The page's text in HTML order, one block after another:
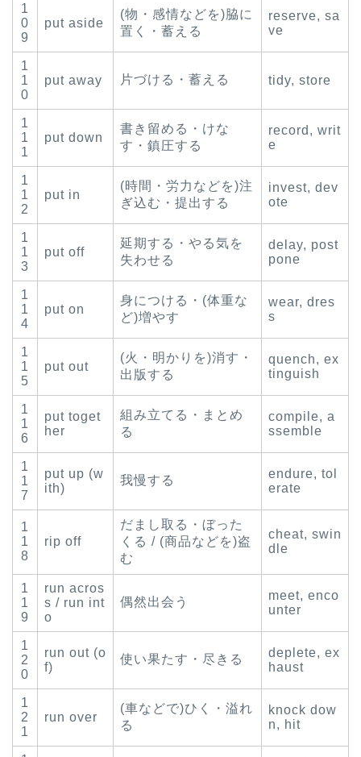
1
0
9
put aside
(物・感情などを)脇に
置く・蓄える
reserve, sa
ve
1
1
0
put away 片づける・蓄える tidy, store
1
1
1
put down
書き留める・けな
す・鎮圧する
record, writ
e
1
1
2
put in
(時間・労力などを)注
ぎ込む・提出する
invest, dev
ote
1
1
3
put off
延期する・やる気を
失わせる
delay, post
pone
1
1
4
put on
身につける・(体重な
ど)増やす
wear, dres
s
1
1
5
put out
(火・明かりを)消す・
出版する
quench, ex
tinguish
1
1
6
put toget
her
組み立てる・まとめ
る
compile, a
ssemble
1
1
7
put up (w
ith)
我慢する
endure, tol
erate
1
1
8
rip off
だまし取る・ぼった
くる / (商品などを)盗
む
cheat, swin
dle
1
1
9
run acros
s / run int
o
偶然出会う
meet, enco
unter
1
2
0
run out (o
f)
使い果たす・尽きる
deplete, ex
haust
1
2
1
run over
(車などで)ひく・溢れ
る
knock dow
n, hit